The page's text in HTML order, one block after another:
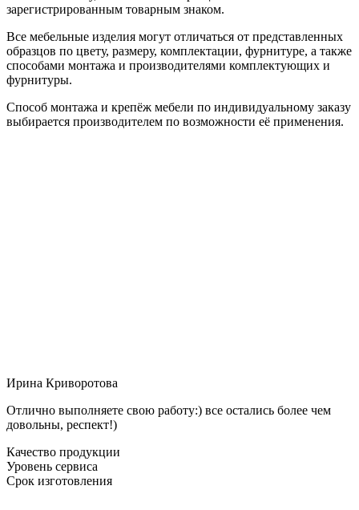
зарегистрированным товарным знаком.
Все мебельные изделия могут отличаться от представленных
образцов по цвету, размеру, комплектации, фурнитуре, а также
способами монтажа и производителями комплектующих и
фурнитуры.
Способ монтажа и крепёж мебели по индивидуальному заказу
выбирается производителем по возможности её применения.
Ирина Криворотова
Отлично выполняете свою работу:) все остались более чем
довольны, респект!)
Качество продукции
Уровень сервиса
Срок изготовления